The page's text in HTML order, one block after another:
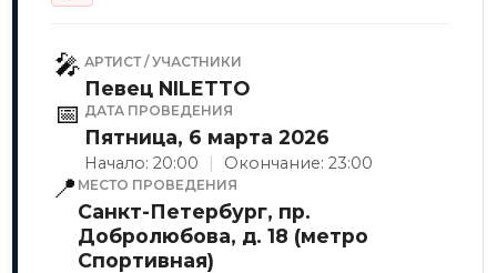
🎤 АРТИСТ / УЧАСТНИКИ
Певец NILETTO
📅 ДАТА ПРОВЕДЕНИЯ
Пятница, 6 марта 2026
Начало: 20:00 | Окончание: 23:00
📍 МЕСТО ПРОВЕДЕНИЯ
Санкт-Петербург, пр.
Добролюбова, д. 18 (метро
Спортивная)